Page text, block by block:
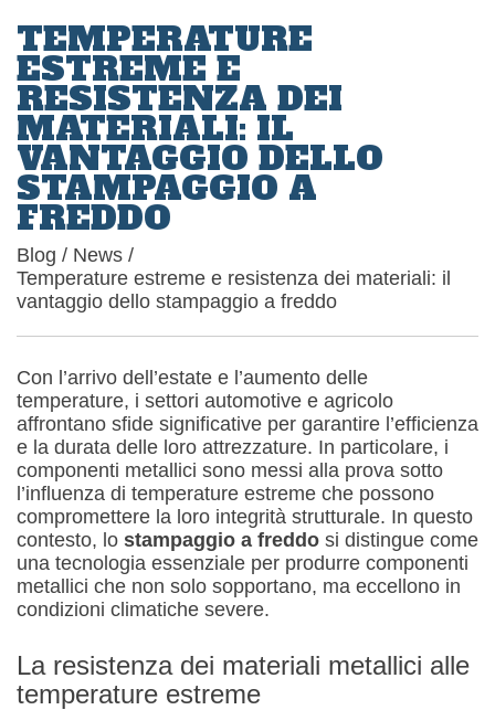
TEMPERATURE
ESTREME E
RESISTENZA DEI
MATERIALI: IL
VANTAGGIO DELLO
STAMPAGGIO A
FREDDO
Blog / News /
Temperature estreme e resistenza dei materiali: il
vantaggio dello stampaggio a freddo
Con l’arrivo dell’estate e l’aumento delle
temperature, i settori automotive e agricolo
affrontano sfide significative per garantire l’efficienza
e la durata delle loro attrezzature. In particolare, i
componenti metallici sono messi alla prova sotto
l’influenza di temperature estreme che possono
compromettere la loro integrità strutturale. In questo
contesto, lo stampaggio a freddo si distingue come
una tecnologia essenziale per produrre componenti
metallici che non solo sopportano, ma eccellono in
condizioni climatiche severe.
La resistenza dei materiali metallici alle
temperature estreme